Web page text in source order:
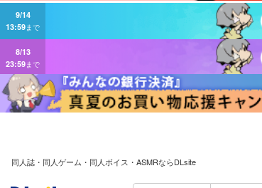
9/14
13:59まで
8/13
23:59まで
同人誌・同人ゲーム・同人ボイス・ASMRならDLsite